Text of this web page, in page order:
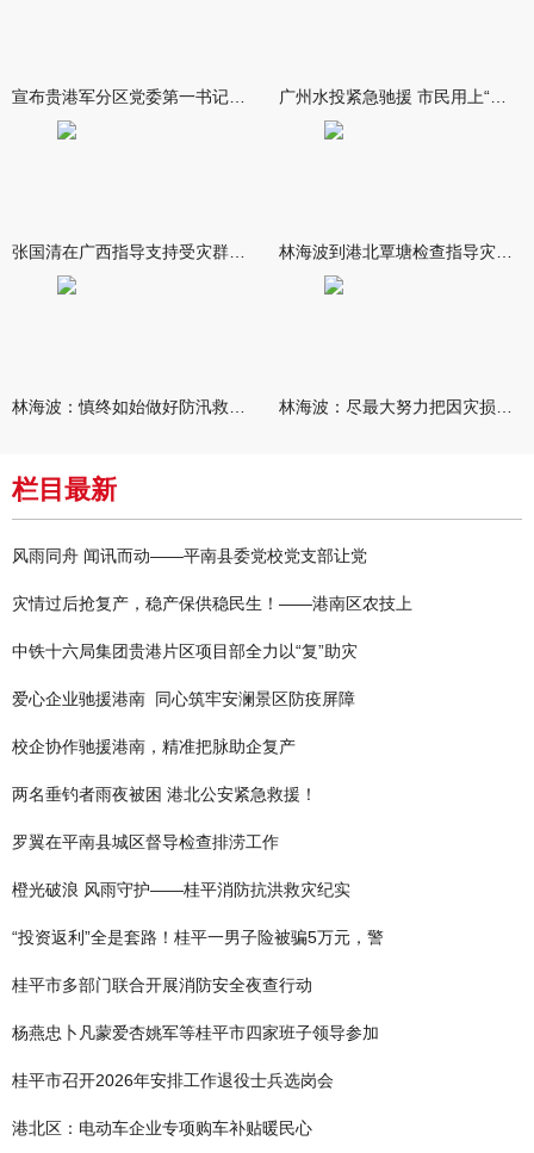
栏目最新
风雨同舟 闻讯而动——平南县委党校党支部让党
灾情过后抢复产，稳产保供稳民生！——港南区农技上
中铁十六局集团贵港片区项目部全力以“复”助灾
爱心企业驰援港南 同心筑牢安澜景区防疫屏障
校企协作驰援港南，精准把脉助企复产
两名垂钓者雨夜被困 港北公安紧急救援！
罗翼在平南县城区督导检查排涝工作
橙光破浪 风雨守护——桂平消防抗洪救灾纪实
“投资返利”全是套路！桂平一男子险被骗5万元，警
桂平市多部门联合开展消防安全夜查行动
杨燕忠卜凡蒙爱杏姚军等桂平市四家班子领导参加
桂平市召开2026年安排工作退役士兵选岗会
港北区：电动车企业专项购车补贴暖民心